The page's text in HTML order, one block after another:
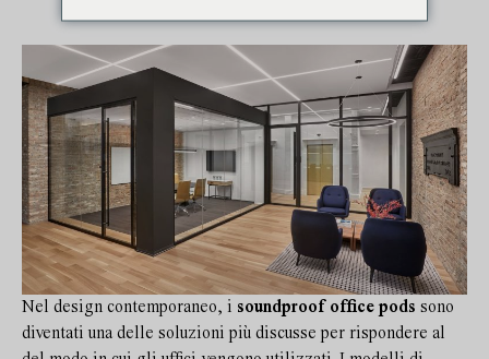
Nel design contemporaneo, i soundproof office pods sono
diventati una delle soluzioni più discusse per rispondere al